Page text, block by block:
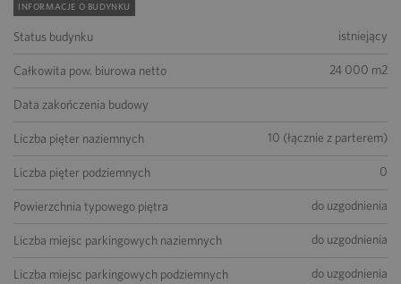
INFORMACJE O BUDYNKU
Status budynku istniejący
Całkowita pow. biurowa netto 24 000 m2
Data zakończenia budowy
Liczba pięter naziemnych 10 (łącznie z parterem)
Liczba pięter podziemnych 0
Powierzchnia typowego piętra do uzgodnienia
Liczba miejsc parkingowych naziemnych do uzgodnienia
Liczba miejsc parkingowych podziemnych do uzgodnienia